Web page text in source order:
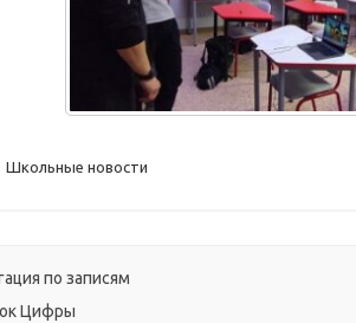
Школьные новости
по записям
Цифры